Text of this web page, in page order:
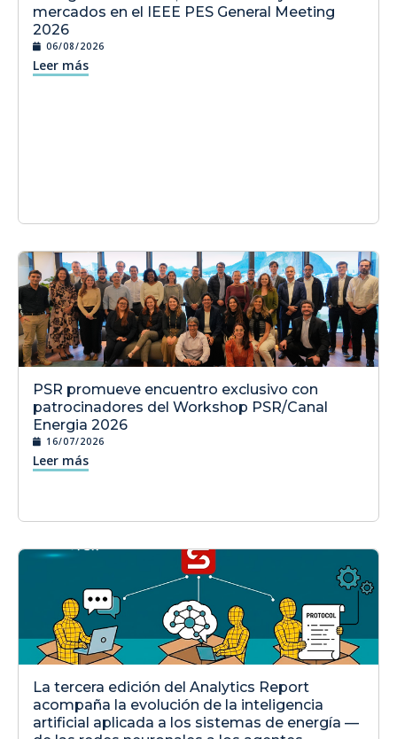
mercados en el IEEE PES General Meeting
2026
06/08/2026
Leer más
PSR promueve encuentro exclusivo con
patrocinadores del Workshop PSR/Canal
Energia 2026
16/07/2026
Leer más
La tercera edición del Analytics Report
acompaña la evolución de la inteligencia
artificial aplicada a los sistemas de energía —